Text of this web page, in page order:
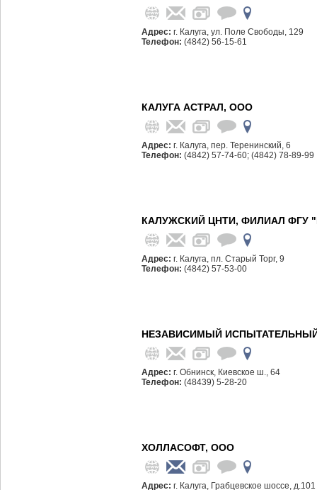
Адрес: г. Калуга, ул. Поле Свободы, 129
Телефон: (4842) 56-15-61
КАЛУГА АСТРАЛ, ООО
Адрес: г. Калуга, пер. Теренинский, 6
Телефон: (4842) 57-74-60; (4842) 78-89-99
КАЛУЖСКИЙ ЦНТИ, ФИЛИАЛ ФГУ
Адрес: г. Калуга, пл. Старый Торг, 9
Телефон: (4842) 57-53-00
НЕЗАВИСИМЫЙ
Адрес: г. Обнинск, Киевское ш., 64
Телефон: (48439) 5-28-20
ХОЛЛАСОФТ, ООО
Адрес: г. Калуга, Грабцевское шоссе, д.101